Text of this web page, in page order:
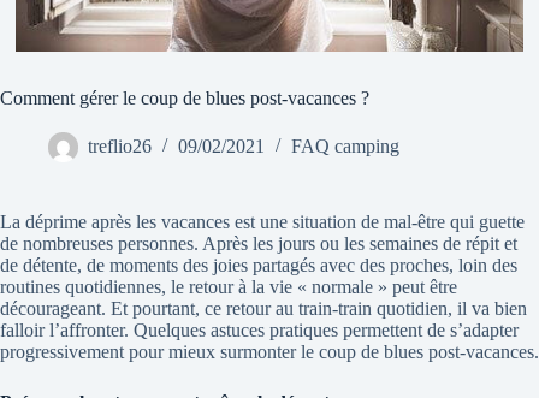
Comment gérer le coup de blues post-vacances ?
treflio26 09/02/2021 FAQ camping
La déprime après les vacances est une situation de mal-être qui guette
de nombreuses personnes. Après les jours ou les semaines de répit et
de détente, de moments des joies partagés avec des proches, loin des
routines quotidiennes, le retour à la vie « normale » peut être
décourageant. Et pourtant, ce retour au train-train quotidien, il va bien
falloir l’affronter. Quelques astuces pratiques permettent de s’adapter
progressivement pour mieux surmonter le coup de blues post-vacances.